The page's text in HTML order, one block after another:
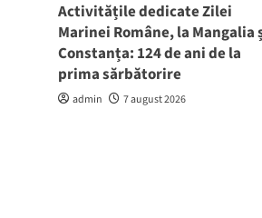
Activitățile dedicate Zilei
Marinei Române, la Mangalia
Constanța: 124 de ani de la
prima sărbătorire
admin 7 august 2026